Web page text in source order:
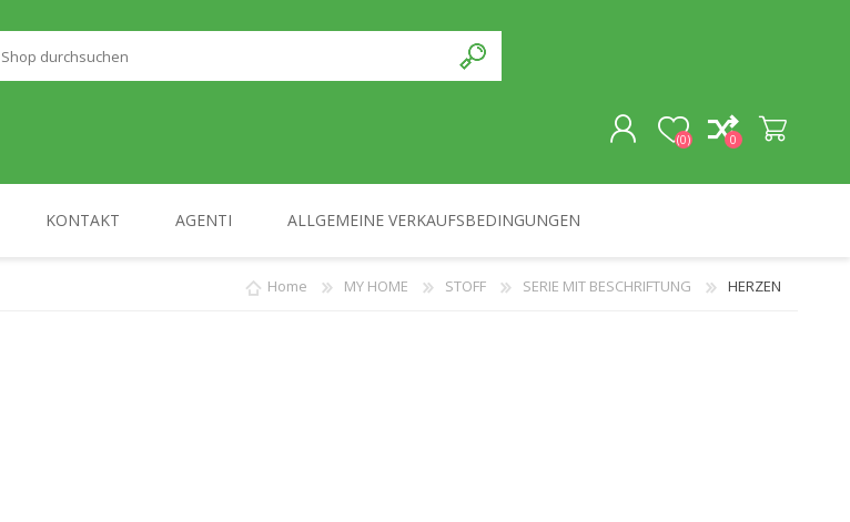
ANMELDEN
(0) 0
KONTAKT AGENTI ALLGEMEINE VERKAUFSBEDINGUNGEN
Home MY HOME STOFF SERIE MIT BESCHRIFTUNG HERZEN